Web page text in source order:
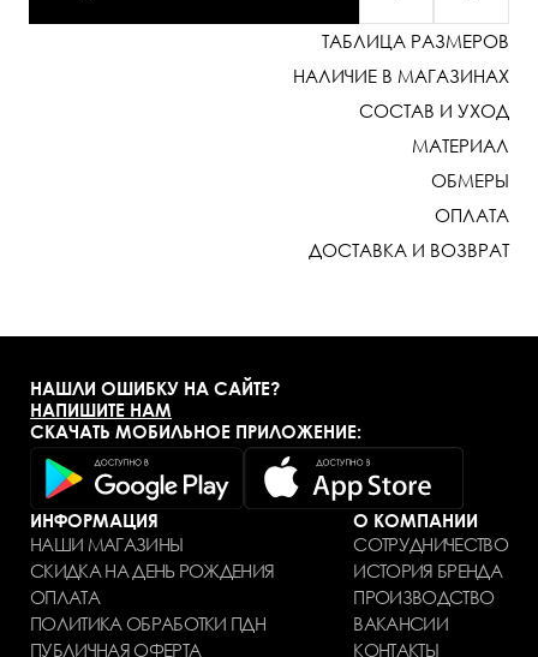
ТАБЛИЦА РАЗМЕРОВ
НАЛИЧИЕ В МАГАЗИНАХ
СОСТАВ И УХОД
МАТЕРИАЛ
ОБМЕРЫ
ОПЛАТА
ДОСТАВКА И ВОЗВРАТ
НАШЛИ ОШИБКУ НА САЙТЕ?
НАПИШИТЕ НАМ
СКАЧАТЬ МОБИЛЬНОЕ ПРИЛОЖЕНИЕ:
ИНФОРМАЦИЯ
НАШИ МАГАЗИНЫ
СКИДКА НА ДЕНЬ РОЖДЕНИЯ
ОПЛАТА
ПОЛИТИКА ОБРАБОТКИ ПДН
ПУБЛИЧНАЯ ОФЕРТА
О КОМПАНИИ
СОТРУДНИЧЕСТВО
ИСТОРИЯ БРЕНДА
ПРОИЗВОДСТВО
ВАКАНСИИ
КОНТАКТЫ